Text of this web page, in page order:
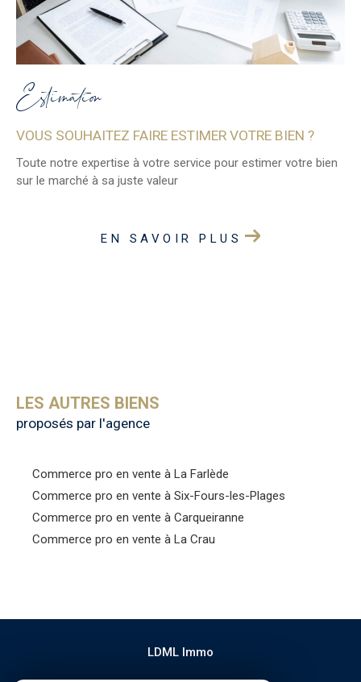
Estimation
VOUS SOUHAITEZ FAIRE ESTIMER VOTRE BIEN ?
Toute notre expertise à votre service pour estimer votre bien
sur le marché à sa juste valeur
EN SAVOIR PLUS
LES AUTRES BIENS
proposés par l'agence
Commerce pro en vente à La Farlède
Commerce pro en vente à Six-Fours-les-Plages
Commerce pro en vente à Carqueiranne
Commerce pro en vente à La Crau
LDML Immo